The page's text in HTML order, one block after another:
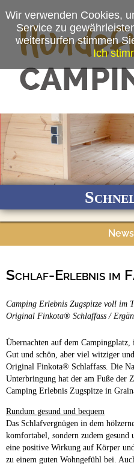
Ganzjährig geöffnet
Camping
Schlaf-Erlebnis im
Camping Erlebnis Zugspitze voll im
Original Finkota® Schlaffass /
Übernachten auf dem
Gut und schön, aber viel witziger
Original Finkota® Schlaffass. Die
Unterbringung hat der am Fuße der
Camping Erlebnis Zugspitze in
Rundum gesund und bequem
Das Schlafvergnügen in dem
komfortabel, sondern zudem
eine positive Wirkung auf Körper
zu einem guten Wohngefühl bei.
Wir verwenden Cookies,
Service zu
weitersurfen stimmen
Ich